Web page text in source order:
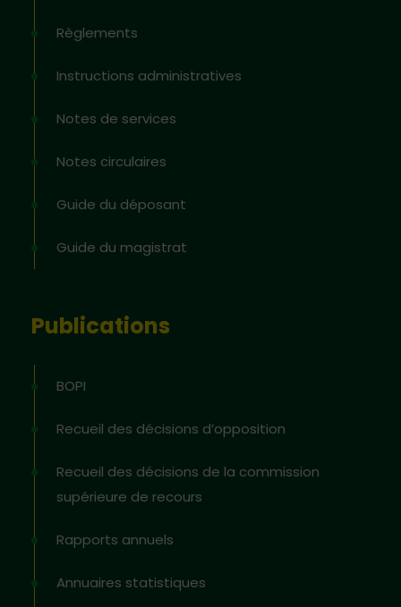
Règlements
Instructions administratives
Notes de services
Notes circulaires
Guide du déposant
Guide du magistrat
Publications
BOPI
Recueil des décisions d’opposition
Recueil des décisions de la commission
supérieure de recours
Rapports annuels
Annuaires statistiques